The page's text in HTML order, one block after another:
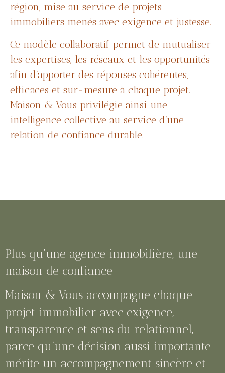
région, mise au service de projets
immobiliers menés avec exigence et justesse.
Ce modèle collaboratif permet de mutualiser
les expertises, les réseaux et les opportunités
afin d’apporter des réponses cohérentes,
efficaces et sur-mesure à chaque projet.
Maison & Vous privilégie ainsi une
intelligence collective au service d’une
relation de confiance durable.
Plus qu’une agence immobilière, une
maison de confiance
Maison & Vous accompagne chaque
projet immobilier avec exigence,
transparence et sens du relationnel,
parce qu’une décision aussi importante
mérite un accompagnement sincère et